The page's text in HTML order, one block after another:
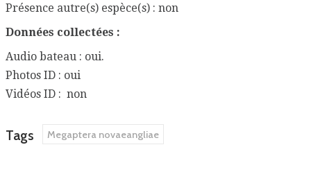
Présence autre(s) espèce(s) : non
Données collectées :
Audio bateau : oui.
Photos ID : oui
Vidéos ID : non
Tags Megaptera novaeangliae